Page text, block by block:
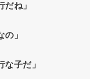
ね」
」
な子だ」